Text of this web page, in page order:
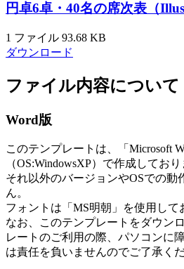
円卓6卓・40名の席次表（
1 ファイル 93.68 KB
ダウンロード
ファイル内容について
Word版
このテンプレートは、「Microsoft
（OS:WindowsXP）で作成しており
それ以外のバージョンやOSでの動
ん。
フォントは「MS明朝」を使用して
なお、このテンプレートをダウン
レートのご利用の際、パソコンに
は責任を負いませんのでご了承くだ